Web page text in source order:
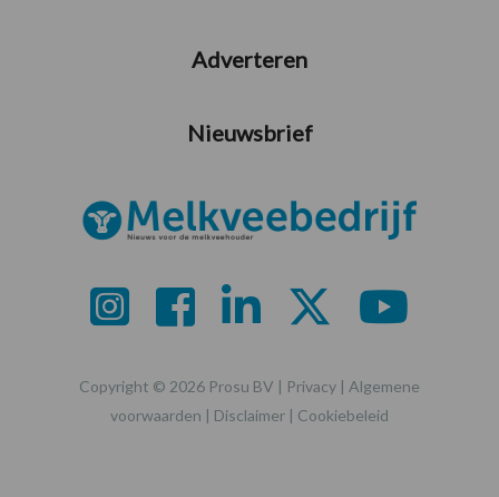
Adverteren
Nieuwsbrief
Copyright © 2026 Prosu BV | Privacy | Algemene
voorwaarden | Disclaimer | Cookiebeleid